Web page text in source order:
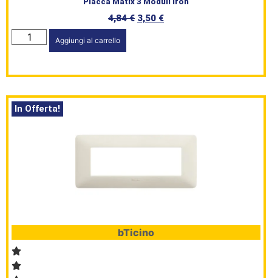
4,84€ 3,50 €
Aggiungi al carrello
In Offerta!
bTicino